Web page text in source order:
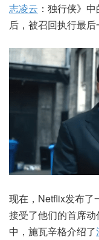
志凌云 ：独行侠》
后，被召回执行最后
现在，Netflix发布了
接受了他们的首席
中，施瓦辛格介绍了